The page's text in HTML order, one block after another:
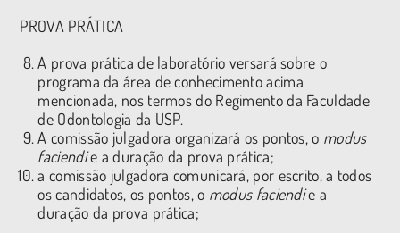
PROVA PRÁTICA
A prova prática de laboratório versará sobre o
programa da área de conhecimento acima
mencionada, nos termos do Regimento da Faculdade
de Odontologia da USP.
A comissão julgadora organizará os pontos, o modus
faciendie a duração da prova prática;
a comissão julgadora comunicará, por escrito, a todos
os candidatos, os pontos, o modus faciendie a
duração da prova prática;